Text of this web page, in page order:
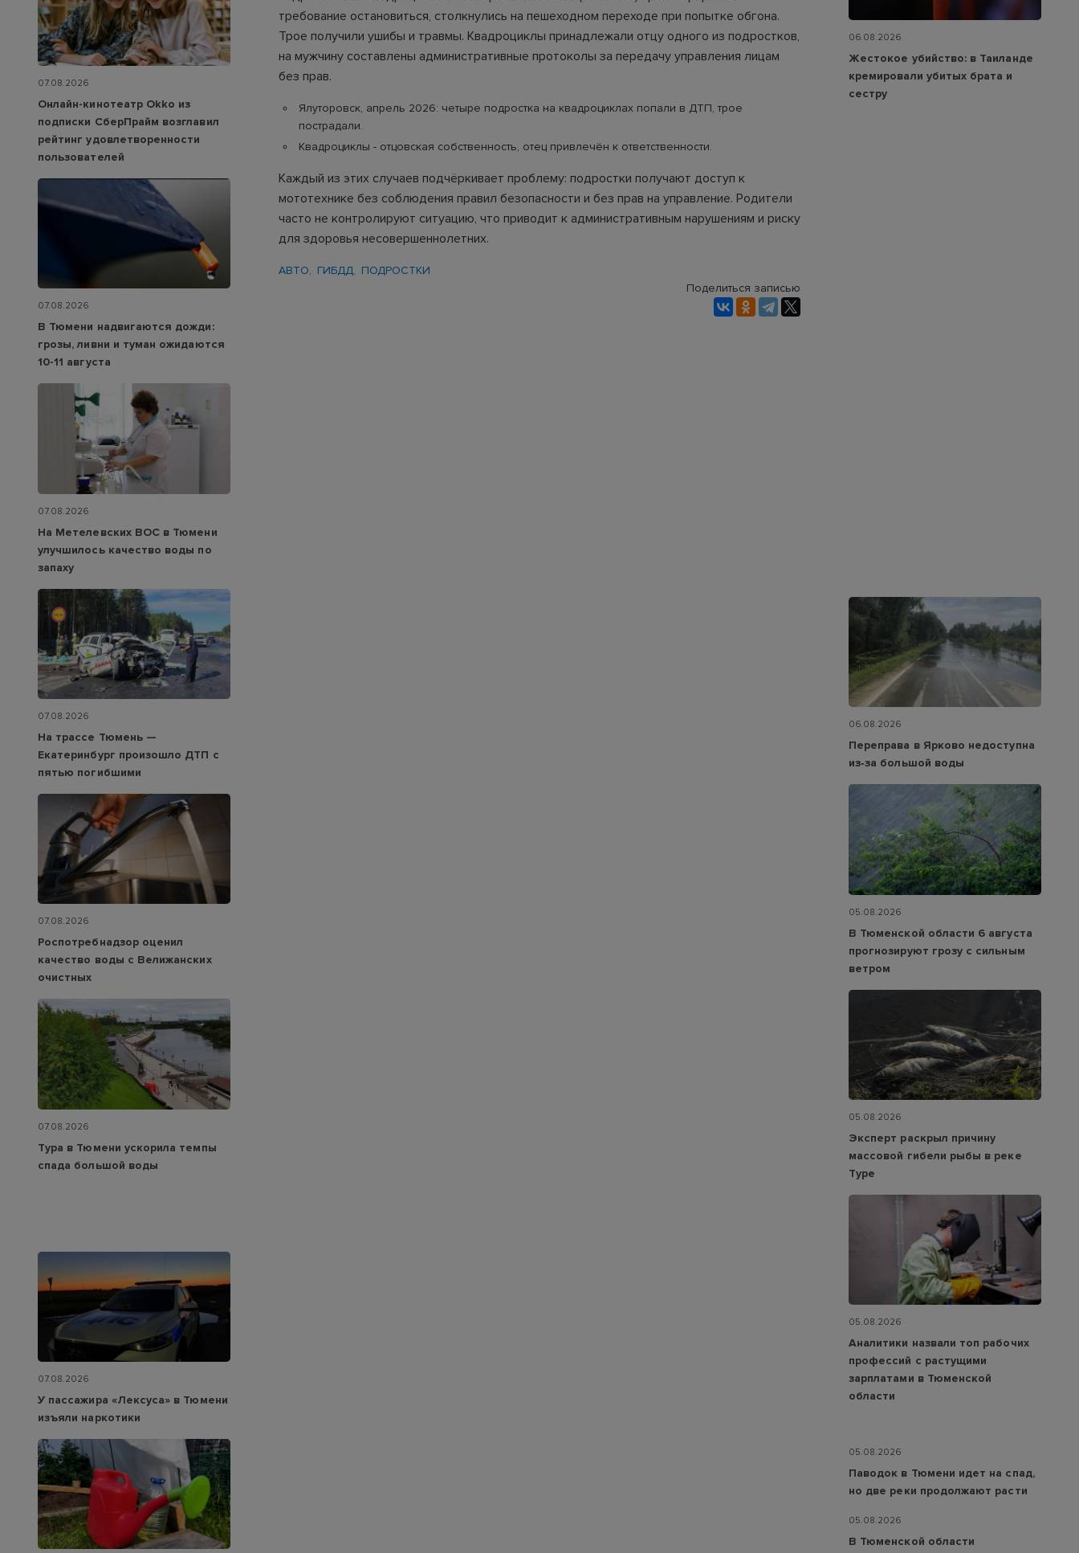
требование остановиться, столкнулись на пешеходном переходе при попытке обгона.
Трое получили ушибы и травмы. Квадроциклы принадлежали отцу одного из подростков,
на мужчину составлены административные протоколы за передачу управления лицам
без прав.
Ялуторовск, апрель 2026: четыре подростка на квадроциклах попали в ДТП, трое
пострадали.
Квадроциклы - отцовская собственность, отец привлечён к ответственности.
Каждый из этих случаев подчёркивает проблему: подростки получают доступ к
мототехнике без соблюдения правил безопасности и без прав на управление. Родители
часто не контролируют ситуацию, что приводит к административным нарушениям и риску
для здоровья несовершеннолетних.
АВТО ГИБДД
ПОДРОСТКИ
Поделиться записью
07.08.2026
Онлайн-кинотеатр Okko из
подписки СберПрайм возглавил
рейтинг удовлетворенности
пользователей
07.08.2026
В Тюмени надвигаются дожди:
грозы, ливни и туман ожидаются
10-11 августа
07.08.2026
На Метелевских ВОС в Тюмени
улучшилось качество воды по
запаху
07.08.2026
На трассе Тюмень —
Екатеринбург произошло ДТП с
пятью погибшими
07.08.2026
Роспотребнадзор оценил
качество воды с Велижанских
очистных
07.08.2026
Тура в Тюмени ускорила темпы
спада большой воды
07.08.2026
У пассажира «Лексуса» в Тюмени
изъяли наркотики
06.08.2026
Жестокое убийство: в Таиланде
кремировали убитых брата и
сестру
06.08.2026
Переправа в Ярково недоступна
из‑за большой воды
05.08.2026
В Тюменской области 6 августа
прогнозируют грозу с сильным
ветром
05.08.2026
Эксперт раскрыл причину
массовой гибели рыбы в реке
Туре
05.08.2026
Аналитики назвали топ рабочих
профессий с растущими
зарплатами в Тюменской
области
05.08.2026
Паводок в Тюмени идет на спад,
но две реки продолжают расти
05.08.2026
В Тюменской области